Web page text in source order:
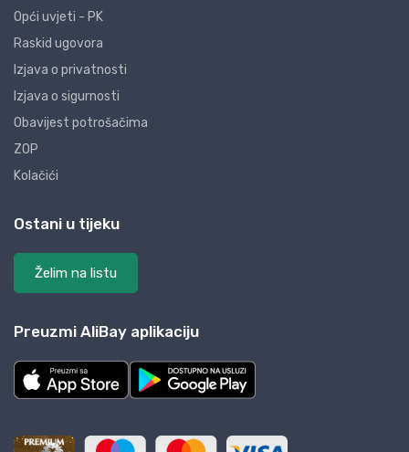
Opći uvjeti - PK
Raskid ugovora
Izjava o privatnosti
Izjava o sigurnosti
Obavijest potrošačima
ZOP
Kolačići
Ostani u tijeku
Želim na listu
Preuzmi AliBay aplikaciju